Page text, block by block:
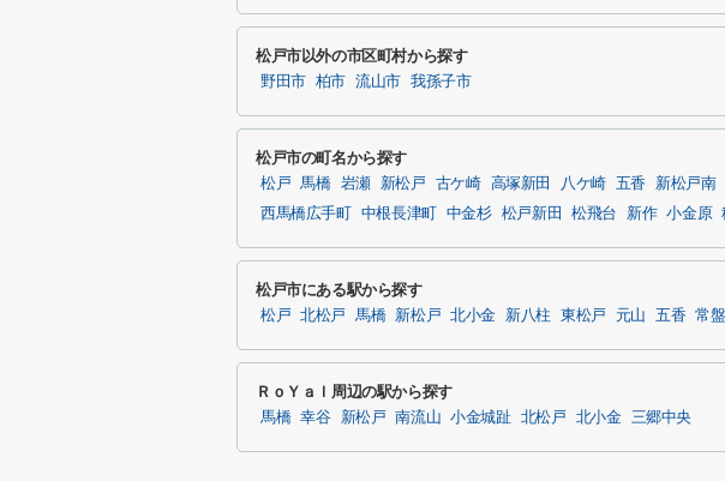
松戸市以外の市区町村から探す
野田市 柏市 流山市 我孫子市
松戸市の町名から探す
松戸 馬橋 岩瀬 新松戸 古ケ崎 高塚新田 八ケ崎 五香 新松戸南
西馬橋広手町
中根長津町 中金杉 松戸新田 松飛台 新作 小金原
松戸市にある駅から探す
松戸 北松戸 馬橋 新松戸 北小金 新八柱 東松戸 元山 五香 常
ＲｏＹａｌ周辺の駅から探す
馬橋 幸谷 新松戸 南流山 小金城趾 北松戸 北小金 三郷中央